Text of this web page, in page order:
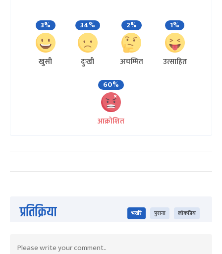
3%
खुसी
34%
दुःखी
2%
अचम्मित
1%
उत्साहित
60%
आक्रोशित
प्रतिक्रिया भर्खरै पुराना लोकप्रिय